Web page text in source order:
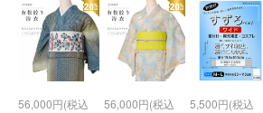
56,000円(税込
56,000円(税込
5,500円(税込